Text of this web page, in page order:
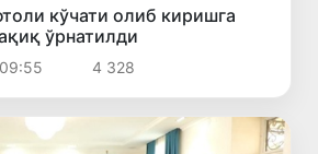
кўчати олиб киришга
ўрнатилди
4 328